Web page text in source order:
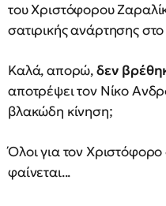
του Χριστόφορου
σατιρικής ανάρτησης
Καλά, απορώ,δεν
αποτρέψει τον Νίκο
βλακώδη κίνηση;
Όλοι για τον
φαίνεται...